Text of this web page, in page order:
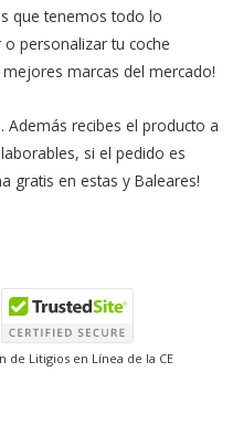
que tenemos todo lo
personalizar tu coche
marcas del mercado!
Además recibes el producto a
si el pedido es
gratis en estas y Baleares!
de Litigios en Línea de la CE